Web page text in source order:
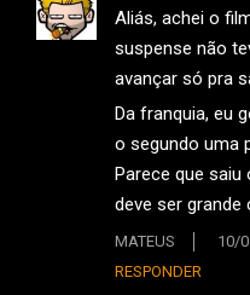
Aliás, achei o
suspense não
avançar só pra
Da franquia, eu
o segundo uma
Parece que saiu
deve ser grande
MATEUS 10/
RESPONDER